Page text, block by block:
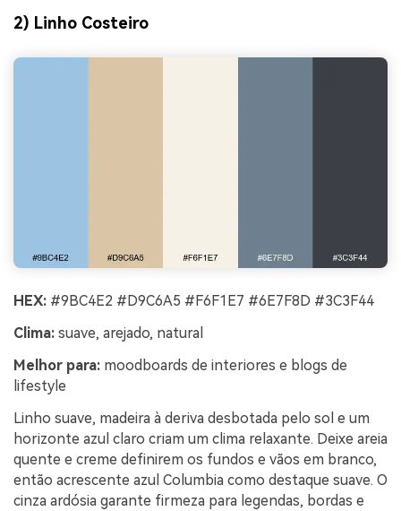
2) Linho Costeiro
HEX: #9BC4E2 #D9C6A5 #F6F1E7 #6E7F8D #3C3F44
Clima: suave, arejado, natural
Melhor para: moodboards de interiores e blogs de
lifestyle
Linho suave, madeira à deriva desbotada pelo sol e um
horizonte azul claro criam um clima relaxante. Deixe areia
quente e creme definirem os fundos e vãos em branco,
então acrescente azul Columbia como destaque suave. O
cinza ardósia garante firmeza para legendas, bordas e